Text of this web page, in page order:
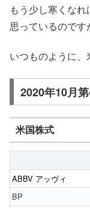
もう少し寒くな
思っているのです
いつものように、
2020年10月
米国株式
ABBV アッヴィ
BP